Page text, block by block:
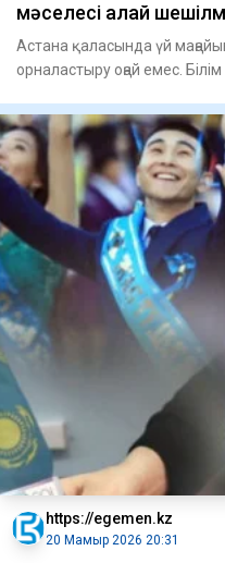
мәселесі қалай
Астана қаласында үй
орналастыру оңай емес.
https://egemen.kz
20 Мамыр 2026 20:31